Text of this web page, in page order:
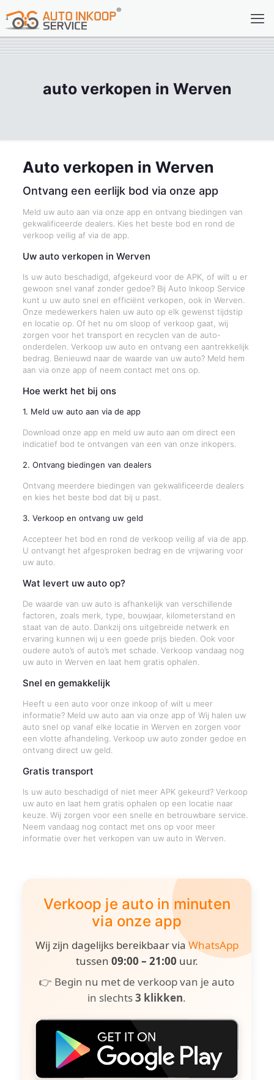
auto verkopen in Werven
Auto verkopen in Werven
Ontvang een eerlijk bod via onze app
Meld uw auto aan via onze app en ontvang biedingen van
gekwalificeerde dealers. Kies het beste bod en rond de
verkoop veilig af via de app.
Uw auto verkopen in Werven
Is uw auto beschadigd, afgekeurd voor de APK, of wilt u er
gewoon snel vanaf zonder gedoe? Bij Auto Inkoop Service
kunt u uw auto snel en efficiënt verkopen, ook in Werven.
Onze medewerkers halen uw auto op elk gewenst tijdstip
en locatie op. Of het nu om sloop of verkoop gaat, wij
zorgen voor het transport en recyclen van de auto-
onderdelen. Verkoop uw auto en ontvang een aantrekkelijk
bedrag. Benieuwd naar de waarde van uw auto? Meld hem
aan via onze app of neem contact met ons op.
Hoe werkt het bij ons
1. Meld uw auto aan via de app
Download onze app en meld uw auto aan om direct een
indicatief bod te ontvangen van een van onze inkopers.
2. Ontvang biedingen van dealers
Ontvang meerdere biedingen van gekwalificeerde dealers
en kies het beste bod dat bij u past.
3. Verkoop en ontvang uw geld
Accepteer het bod en rond de verkoop veilig af via de app.
U ontvangt het afgesproken bedrag en de vrijwaring voor
uw auto.
Wat levert uw auto op?
De waarde van uw auto is afhankelijk van verschillende
factoren, zoals merk, type, bouwjaar, kilometerstand en
staat van de auto. Dankzij ons uitgebreide netwerk en
ervaring kunnen wij u een goede prijs bieden. Ook voor
oudere auto’s of auto’s met schade. Verkoop vandaag nog
uw auto in Werven en laat hem gratis ophalen.
Snel en gemakkelijk
Heeft u een auto voor onze inkoop of wilt u meer
informatie? Meld uw auto aan via onze app of Wij halen uw
auto snel op vanaf elke locatie in Werven en zorgen voor
een vlotte afhandeling. Verkoop uw auto zonder gedoe en
ontvang direct uw geld.
Gratis transport
Is uw auto beschadigd of niet meer APK gekeurd? Verkoop
uw auto en laat hem gratis ophalen op een locatie naar
keuze. Wij zorgen voor een snelle en betrouwbare service.
Neem vandaag nog contact met ons op voor meer
informatie over het verkopen van uw auto in Werven.
Verkoop je auto in minuten
via onze app
Wij zijn dagelijks bereikbaar viaWhatsApp
tussen 09:00 – 21:00 uur.
👉 Begin nu met de verkoop van je auto
in slechts3 klikken.